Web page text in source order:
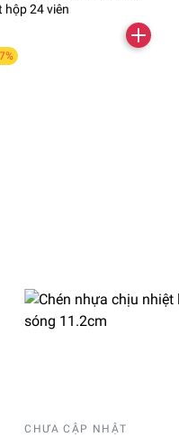
hộp 24 viên
CHƯA CẬP NHẬT